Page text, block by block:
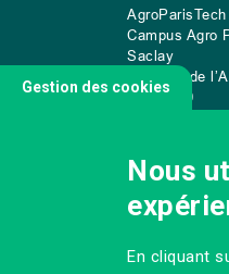
AgroParisTech
Campus Agro
Saclay
22 place de
CS20040
Gestion des cookies
Nous
En cliquant